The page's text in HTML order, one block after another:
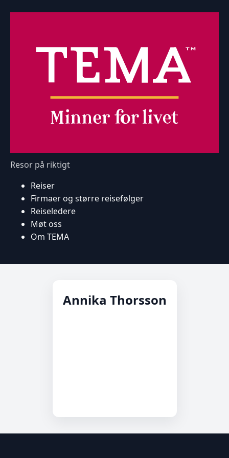
Resor på riktigt
Reiser
Firmaer og større reisefølger
Reiseledere
Møt oss
Om TEMA
Annika Thorsson